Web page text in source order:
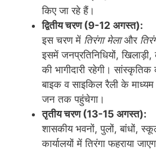
किए जा रहे हैं।
द्वितीय चरण (9-12 अगस्त):
इस चरण में तिरंगा मेलाऔर
इसमें जनप्रतिनिधियों,
की भागीदारी रहेगी। सांस्कृतिक
बाइक व साइकिल रैली के
जन तक पहुंचेगा।
तृतीय चरण (13-15 अगस्त):
शासकीय भवनों, पुलों, बांधों,
कार्यालयों में तिरंगा फहराया